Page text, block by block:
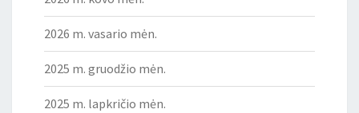
2026 m. vasario mėn.
2025 m. gruodžio mėn.
2025 m. lapkričio mėn.